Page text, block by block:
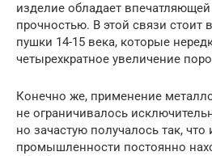
изделие обладает
прочностью. В этой связи стоит
пушки 14-15 века, которые
четырехкратное увеличение
Конечно же, применение
не ограничивалось
но зачастую получалось так,
промышленности постоянно